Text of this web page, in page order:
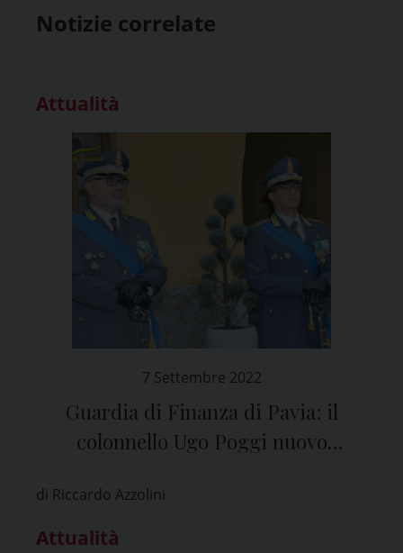
Notizie correlate
Attualità
7 Settembre 2022
Guardia di Finanza di Pavia: il
colonnello Ugo Poggi nuovo
di Riccardo Azzolini
Attualità